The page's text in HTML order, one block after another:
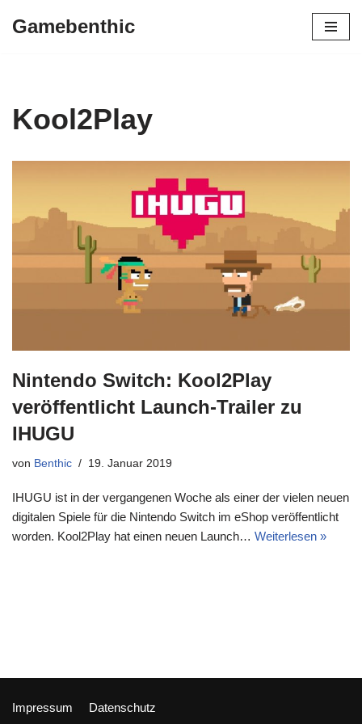
Gamebenthic
Kool2Play
Nintendo Switch: Kool2Play
veröffentlicht Launch-Trailer zu
IHUGU
von Benthic 19. Januar 2019
IHUGU ist in der vergangenen Woche als einer der vielen neuen
digitalen Spiele für die Nintendo Switch im eShop veröffentlicht
worden. Kool2Play hat einen neuen Launch… Weiterlesen »
Impressum Datenschutz